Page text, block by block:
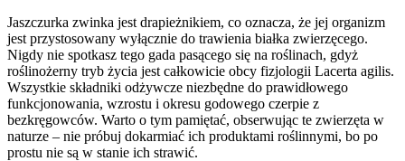
Jaszczurka zwinka jest drapieżnikiem, co oznacza, że jej organizm
jest przystosowany wyłącznie do trawienia białka zwierzęcego.
Nigdy nie spotkasz tego gada pasącego się na roślinach, gdyż
roślinożerny tryb życia jest całkowicie obcy fizjologii Lacerta agilis.
Wszystkie składniki odżywcze niezbędne do prawidłowego
funkcjonowania, wzrostu i okresu godowego czerpie z
bezkręgowców. Warto o tym pamiętać, obserwując te zwierzęta w
naturze – nie próbuj dokarmiać ich produktami roślinnymi, bo po
prostu nie są w stanie ich strawić.